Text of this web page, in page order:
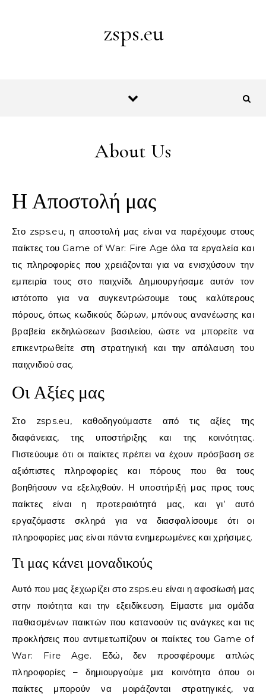
zsps.eu
About Us
Η Αποστολή μας
Στο zsps.eu, η αποστολή μας είναι να παρέχουμε στους
παίκτες του Game of War: Fire Age όλα τα εργαλεία και
τις πληροφορίες που χρειάζονται για να ενισχύσουν την
εμπειρία τους στο παιχνίδι. Δημιουργήσαμε αυτόν τον
ιστότοπο για να συγκεντρώσουμε τους καλύτερους
πόρους, όπως κωδικούς δώρων, μπόνους ανανέωσης και
βραβεία εκδηλώσεων βασιλείου, ώστε να μπορείτε να
επικεντρωθείτε στη στρατηγική και την απόλαυση του
παιχνιδιού σας.
Οι Αξίες μας
Στο zsps.eu, καθοδηγούμαστε από τις αξίες της
διαφάνειας, της υποστήριξης και της κοινότητας.
Πιστεύουμε ότι οι παίκτες πρέπει να έχουν πρόσβαση σε
αξιόπιστες πληροφορίες και πόρους που θα τους
βοηθήσουν να εξελιχθούν. Η υποστήριξή μας προς τους
παίκτες είναι η προτεραιότητά μας, και γι’ αυτό
εργαζόμαστε σκληρά για να διασφαλίσουμε ότι οι
πληροφορίες μας είναι πάντα ενημερωμένες και χρήσιμες.
Τι μας κάνει μοναδικούς
Αυτό που μας ξεχωρίζει στο zsps.eu είναι η αφοσίωσή μας
στην ποιότητα και την εξειδίκευση. Είμαστε μια ομάδα
παθιασμένων παικτών που κατανοούν τις ανάγκες και τις
προκλήσεις που αντιμετωπίζουν οι παίκτες του Game of
War: Fire Age. Εδώ, δεν προσφέρουμε απλώς
πληροφορίες – δημιουργούμε μια κοινότητα όπου οι
παίκτες μπορούν να μοιράζονται στρατηγικές, να